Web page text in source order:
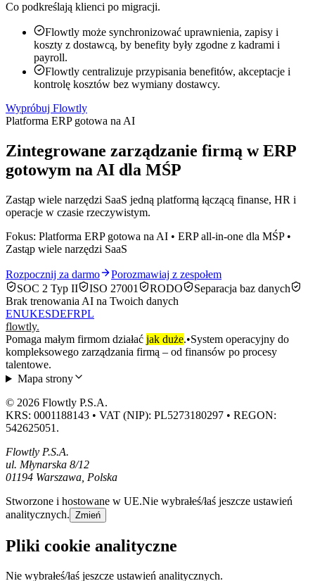
Co podkreślają klienci po migracji.
Flowtly może synchronizować uprawnienia, zapisy i
koszty z dostawcą, by benefity były zgodne z kadrami i
payroll.
Flowtly centralizuje przypisania benefitów, akceptacje i
kontrolę kosztów bez wymiany dostawcy.
Wypróbuj Flowtly
Platforma ERP gotowa na AI
Zintegrowane zarządzanie firmą w ERP
gotowym na AI dla MŚP
Zastąp wiele narzędzi SaaS jedną platformą łączącą finanse, HR i
operacje w czasie rzeczywistym.
Fokus: Platforma ERP gotowa na AI • ERP all-in-one dla MŚP •
Zastąp wiele narzędzi SaaS
Rozpocznij za darmo
Porozmawiaj z zespołem
SOC 2 Typ II
ISO 27001 RODO
Separacja baz danych
Brak trenowania AI na Twoich danych
ENUKESDEFRPL
flowtly.
Pomaga małym firmom działać jak duże.•System operacyjny do
kompleksowego zarządzania firmą – od finansów po procesy
talentowe.
Mapa strony
© 2026 Flowtly P.S.A.
KRS: 0001188143 • VAT (NIP): PL5273180297 • REGON:
542625051.
Flowtly P.S.A.
ul. Młynarska 8/12
01194 Warszawa, Polska
Stworzone i hostowane w UE.Nie wybrałeś/łaś jeszcze ustawień
analitycznych. Zmień
Pliki cookie analityczne
Nie wybrałeś/łaś jeszcze ustawień analitycznych.